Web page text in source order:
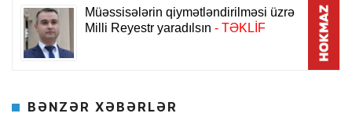
BƏNZƏR XƏBƏRLƏR